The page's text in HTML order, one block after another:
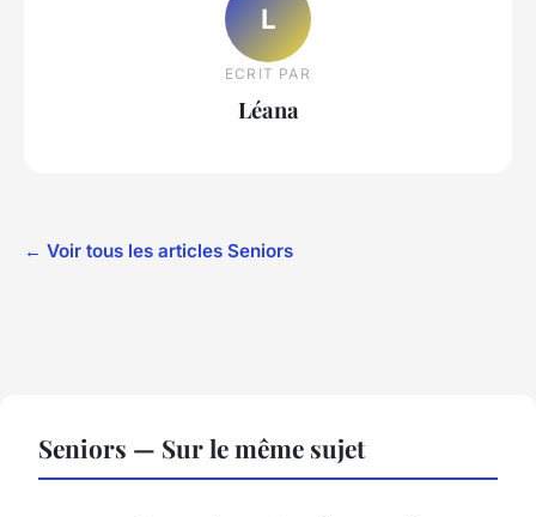
L
ECRIT PAR
Léana
← Voir tous les articles Seniors
Seniors — Sur le même sujet